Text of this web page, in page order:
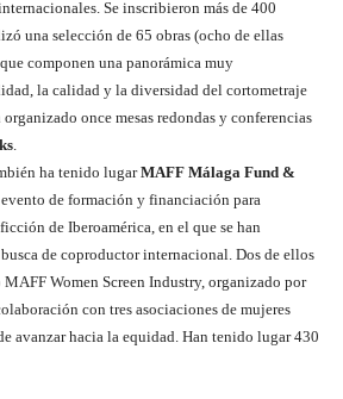
Se inscribieron más de 400
una selección de 65 obras (ocho de ellas
componen una panorámica muy
la calidad y la diversidad del cortometraje
once mesas redondas y conferencias
.
ha tenido lugarMAFF Málaga Fund &
de formación y financiación para
de Iberoamérica, en el que se han
de coproductor internacional. Dos de ellos
Women Screen Industry, organizado por
con tres asociaciones de mujeres
avanzar hacia la equidad. Han tenido lugar 430